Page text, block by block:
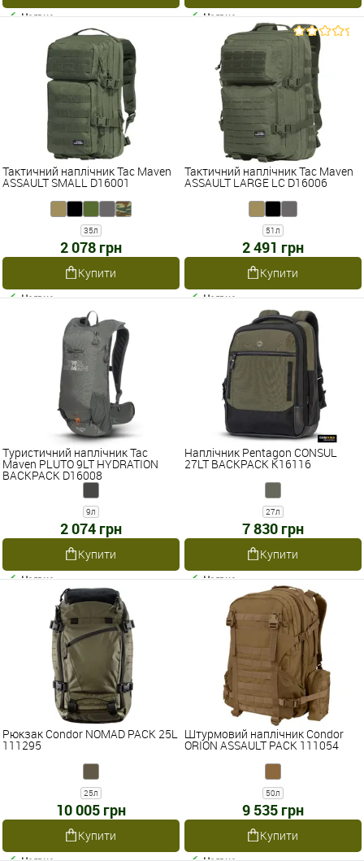
Наявне
Наявне
Тактичний наплічник Tac Maven
ASSAULT SMALL D16001
35л
2 078 грн
Купити
Наявне
Тактичний наплічник Tac Maven
ASSAULT LARGE LC D16006
51л
2 491 грн
Купити
Наявне
Туристичний наплічник Tac
Maven PLUTO 9LT HYDRATION
BACKPACK D16008
9л
2 074 грн
Купити
Наявне
Наплічник Pentagon CONSUL
27LT BACKPACK K16116
27л
7 830 грн
Купити
Наявне
Рюкзак Condor NOMAD PACK 25L
111295
25л
10 005 грн
Купити
Штурмовий наплічник Condor
ORION ASSAULT PACK 111054
50л
9 535 грн
Купити